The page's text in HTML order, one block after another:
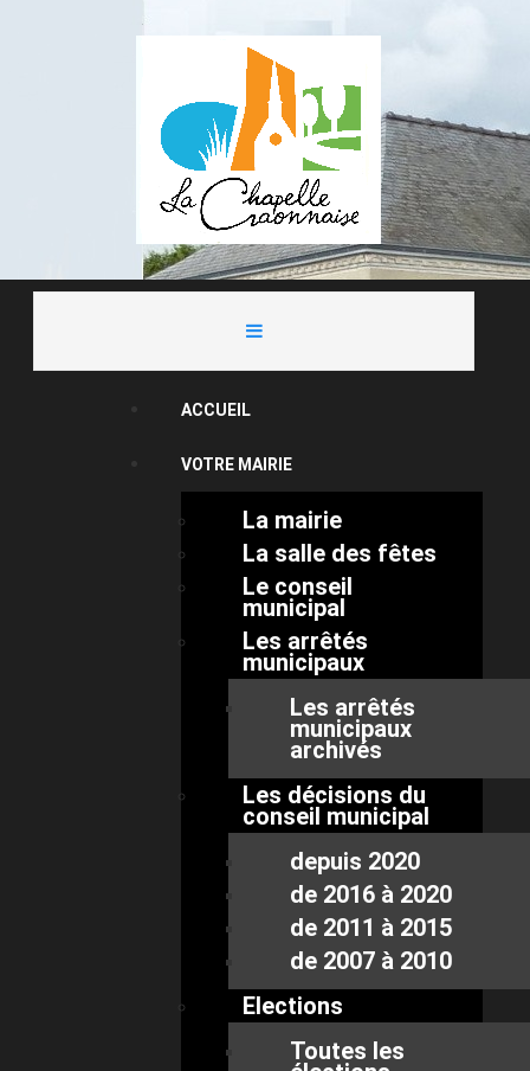
ACCUEIL
VOTRE MAIRIE
La mairie
La salle des fêtes
Le conseil
municipal
Les arrêtés
municipaux
Les arrêtés
municipaux
archivés
Les décisions du
conseil municipal
depuis 2020
de 2016 à 2020
de 2011 à 2015
de 2007 à 2010
Elections
Toutes les